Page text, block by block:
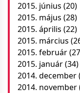
2015. június (20)
2015. május (28)
2015. április (22)
2015. március
2015. február
2015. január(34)
2014. december
2014. november